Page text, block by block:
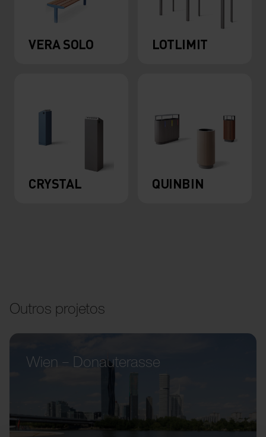
VERA SOLO LOTLIMIT
CRYSTAL QUINBIN
Outros projetos
Wien – Donauterasse